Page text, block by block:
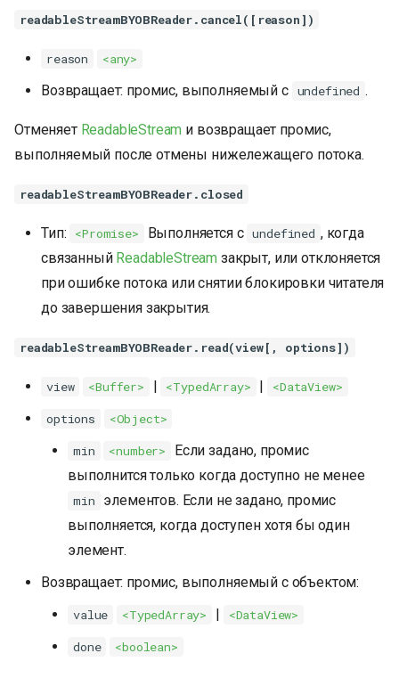
readableStreamBYOBReader.cancel([reason])
reason <any>
Возвращает: промис, выполняемый с undefined .
Отменяет ReadableStream и возвращает промис,
выполняемый после отмены нижележащего потока.
readableStreamBYOBReader.closed
Тип: <Promise> Выполняется с undefined , когда
связанный ReadableStream закрыт, или отклоняется
при ошибке потока или снятии блокировки читателя
до завершения закрытия.
readableStreamBYOBReader.read(view[, options])
view <Buffer> | <TypedArray> |
<DataView>
options
<Object>
min
<number>
Если задано, промис
выполнится только когда доступно не менее
min
элементов. Если не задано, промис
выполняется, когда доступен хотя бы один
элемент.
Возвращает: промис, выполняемый с объектом:
value <TypedArray> |
<DataView>
done
<boolean>